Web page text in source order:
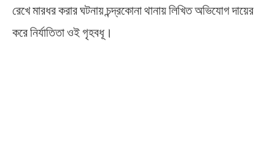
রেখে মারধর করার ঘটনায় চন্দ্রকোনা থানায় লিখিত অভিযোগ দায়ের
করে নির্যাতিতা ওই গৃহবধূ।